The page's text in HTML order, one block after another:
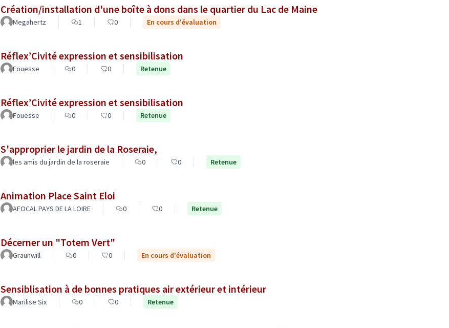
Création/installation d'une boîte à dons dans le quartier du Lac de Maine
Megahertz 1 0 En cours d'évaluation
Réflex’Civité expression et sensibilisation
Fouesse 0 0 Retenue
Réflex’Civité expression et sensibilisation
Fouesse 0 0 Retenue
S'approprier le jardin de la Roseraie,
les amis du jardin de la roseraie 0 0 Retenue
Animation Place Saint Eloi
AFOCAL PAYS DE LA LOIRE 0 0 Retenue
Décerner un "Totem Vert"
Graunwill 0 0 En cours d'évaluation
Sensiblisation à de bonnes pratiques air extérieur et intérieur
Marilise Six 0 0 Retenue